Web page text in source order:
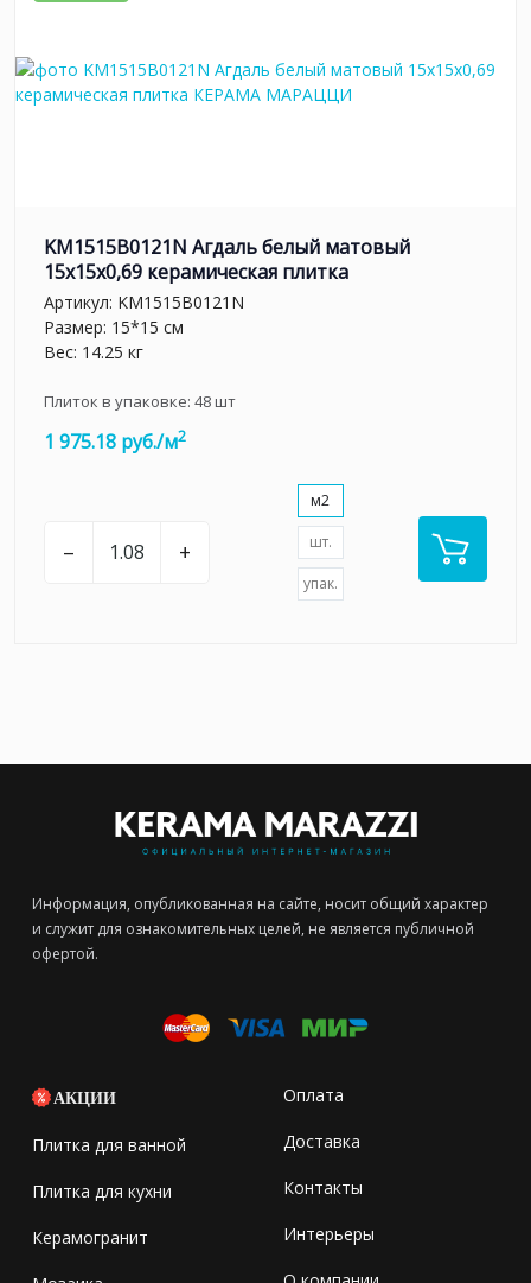
KM1515B0121N Агдаль белый матовый
15x15x0,69 керамическая плитка
Артикул: KM1515B0121N
Размер: 15*15 см
Вес: 14.25 кг
Плиток в упаковке: 48шт
1 975.18 руб./м2
– +
м2
шт.
упак.
Информация, опубликованная на сайте, носит общий характер
и служит для ознакомительных целей, не является публичной
офертой.
АКЦИИ
Плитка для ванной
Плитка для кухни
Керамогранит
Оплата
Доставка
Контакты
Интерьеры